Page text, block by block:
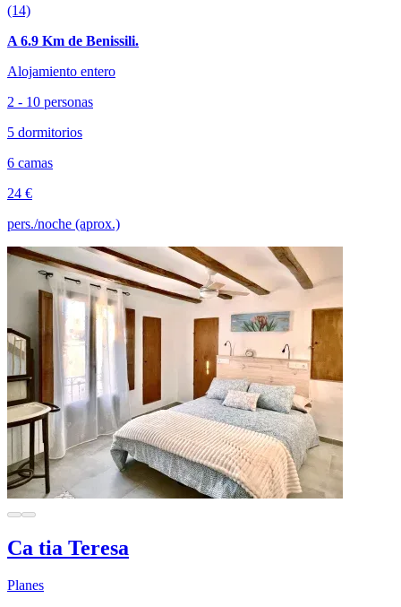
(14)
A 6.9 Km de Benissili.
Alojamiento entero
2 - 10 personas
5 dormitorios
6 camas
24 €
pers./noche (aprox.)
Ca tia Teresa
Planes